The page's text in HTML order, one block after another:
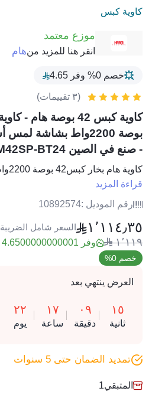
كاوية كبس
موزع معتمد
انقر هنا للمزيد منهام
خصم 0% وفر 4.65
(٣ تقييمات)
- صنع في الصين HM42SP-BT24
كاوية هام بخار كبس42 بوصة 2200واط بشاشة لمس أسود
قراءة المزيد
رقم الموديل :10892574
١٬١١٤٫٣٥ السعر شامل الضريبة
١٬١١٩ وفر 4.6500000000001 ر.س
خصم 0%
العرض ينتهي بعد
١٤
ثانية
٠٩
دقيقة
١٧
ساعة
٢٢
يوم
تمديد الضمان حتى 5 سنوات
المتبقي1